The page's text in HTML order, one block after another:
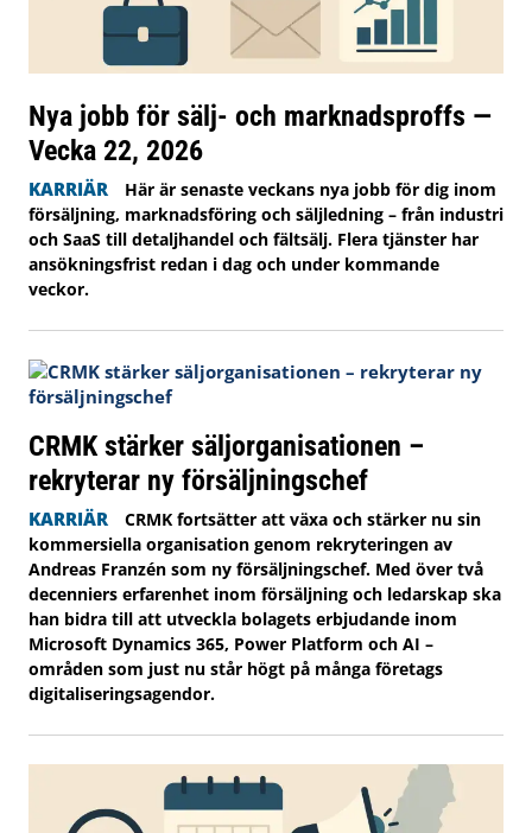
Nya jobb för sälj- och marknadsproffs —
Vecka 22, 2026
KARRIÄR
Här är senaste veckans nya jobb för dig inom
försäljning, marknadsföring och säljledning – från industri
och SaaS till detaljhandel och fältsälj. Flera tjänster har
ansökningsfrist redan i dag och under kommande
veckor.
CRMK stärker säljorganisationen –
rekryterar ny försäljningschef
KARRIÄR
CRMK fortsätter att växa och stärker nu sin
kommersiella organisation genom rekryteringen av
Andreas Franzén som ny försäljningschef. Med över två
decenniers erfarenhet inom försäljning och ledarskap ska
han bidra till att utveckla bolagets erbjudande inom
Microsoft Dynamics 365, Power Platform och AI –
områden som just nu står högt på många företags
digitaliseringsagendor.